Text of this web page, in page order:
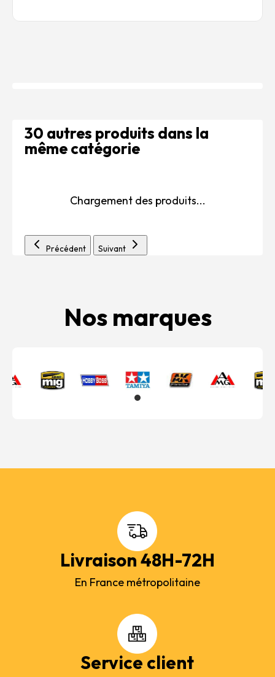
30 autres produits dans la
même catégorie
Chargement des produits...
Précédent Suivant
Nos marques
Livraison 48H-72H
En France métropolitaine
Service client